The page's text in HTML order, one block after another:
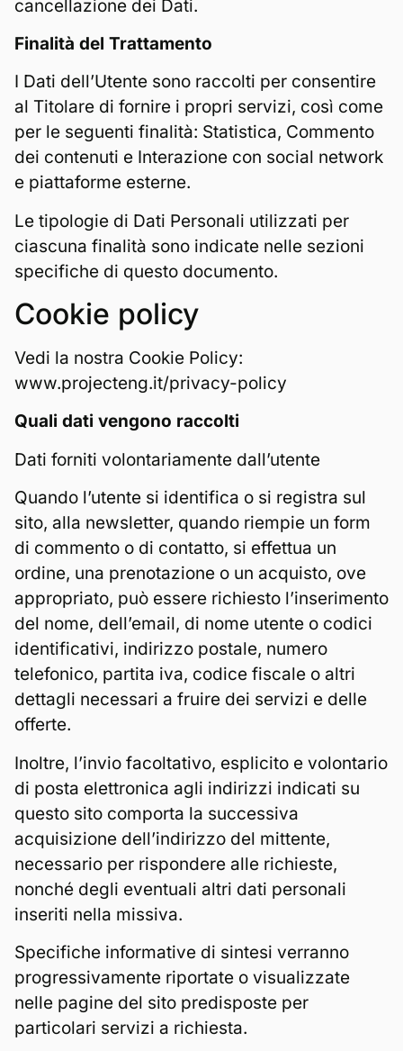
cancellazione dei Dati.
Finalità del Trattamento
I Dati dell’Utente sono raccolti per consentire
al Titolare di fornire i propri servizi, così come
per le seguenti finalità: Statistica, Commento
dei contenuti e Interazione con social network
e piattaforme esterne.
Le tipologie di Dati Personali utilizzati per
ciascuna finalità sono indicate nelle sezioni
specifiche di questo documento.
Cookie policy
Vedi la nostra Cookie Policy:
www.projecteng.it/privacy-policy
Quali dati vengono raccolti
Dati forniti volontariamente dall’utente
Quando l’utente si identifica o si registra sul
sito, alla newsletter, quando riempie un form
di commento o di contatto, si effettua un
ordine, una prenotazione o un acquisto, ove
appropriato, può essere richiesto l’inserimento
del nome, dell’email, di nome utente o codici
identificativi, indirizzo postale, numero
telefonico, partita iva, codice fiscale o altri
dettagli necessari a fruire dei servizi e delle
offerte.
Inoltre, l’invio facoltativo, esplicito e volontario
di posta elettronica agli indirizzi indicati su
questo sito comporta la successiva
acquisizione dell’indirizzo del mittente,
necessario per rispondere alle richieste,
nonché degli eventuali altri dati personali
inseriti nella missiva.
Specifiche informative di sintesi verranno
progressivamente riportate o visualizzate
nelle pagine del sito predisposte per
particolari servizi a richiesta.